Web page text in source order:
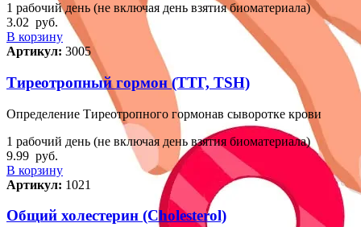
1 рабочий день (не включая день взятия биоматериала)
3.02 руб.
В корзину
Артикул: 3005
Тиреотропный гормон (ТТГ, TSH)
Определение Тиреотропного гормонав сыворотке крови
1 рабочий день (не включая день взятия биоматериала)
9.99 руб.
В корзину
Артикул: 1021
Общий холестерин (Cholesterol)